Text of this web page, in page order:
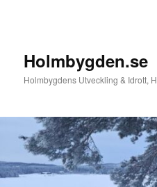
Holmbygden.se
Holmbygdens Utveckling & Idrott,